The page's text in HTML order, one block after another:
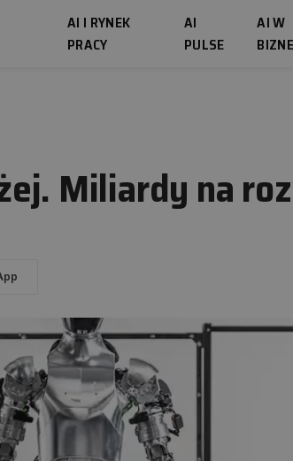
AI I RYNEK
PRACY
AI
PULSE
AI W
Miliardy na